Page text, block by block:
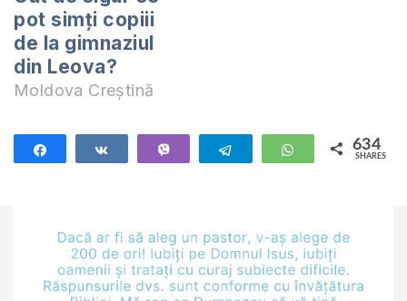
pot simți copiii
de la gimnaziul
din Leova?
Moldova Creștină
Telegram WhatsApp
634
SHARES